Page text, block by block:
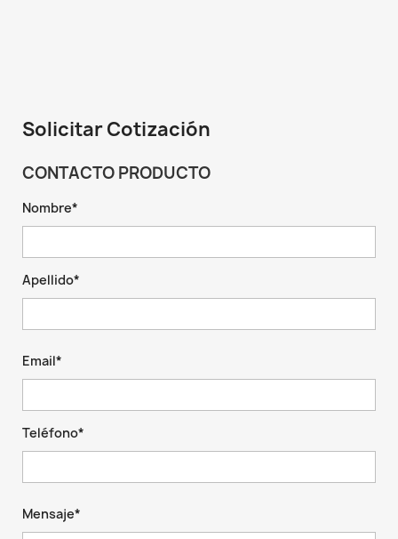
Solicitar Cotización
CONTACTO PRODUCTO
Nombre*
Apellido*
Email*
Teléfono*
Mensaje*